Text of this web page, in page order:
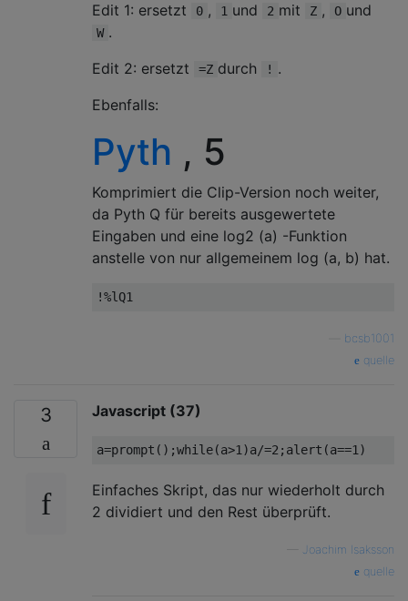
Edit 1: ersetzt 0 , 1 und 2 mit Z , O und
W .
Edit 2: ersetzt
=Z durch ! .
Ebenfalls:
Pyth , 5
Komprimiert die Clip-Version noch weiter,
da Pyth Q für bereits ausgewertete
Eingaben und eine log2 (a) -Funktion
anstelle von nur allgemeinem log (a, b) hat.
bcsb1001
quelle
3 Javascript (37)
Einfaches Skript, das nur wiederholt durch
2 dividiert und den Rest überprüft.
Joachim Isaksson
quelle